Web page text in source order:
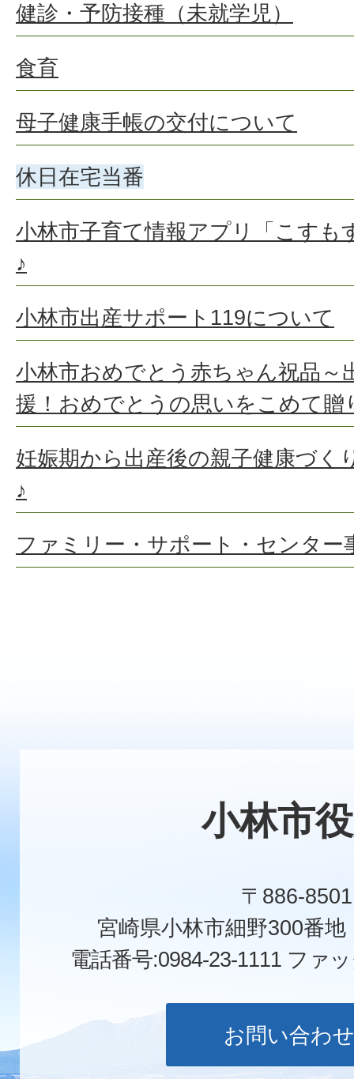
健診・予防接種（未就学児）
食育
母子健康手帳の交付について
休日在宅当番
小林市子育て情報アプリ「こすも
♪
小林市出産サポート119について
小林市おめでとう赤ちゃん祝品～
援！おめでとうの思いをこめて贈
妊娠期から出産後の親子健康づく
♪
ファミリー・サポート・センター
小林市
〒886-8501
宮崎県小林市細野300番
電話番号:0984-23-1111 ファ
お問い合わせ